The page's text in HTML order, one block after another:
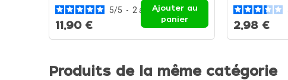
5/5 - 2 avis
11,90 €
Ajouter au
panier
2,98 €
Produits de la même catégorie